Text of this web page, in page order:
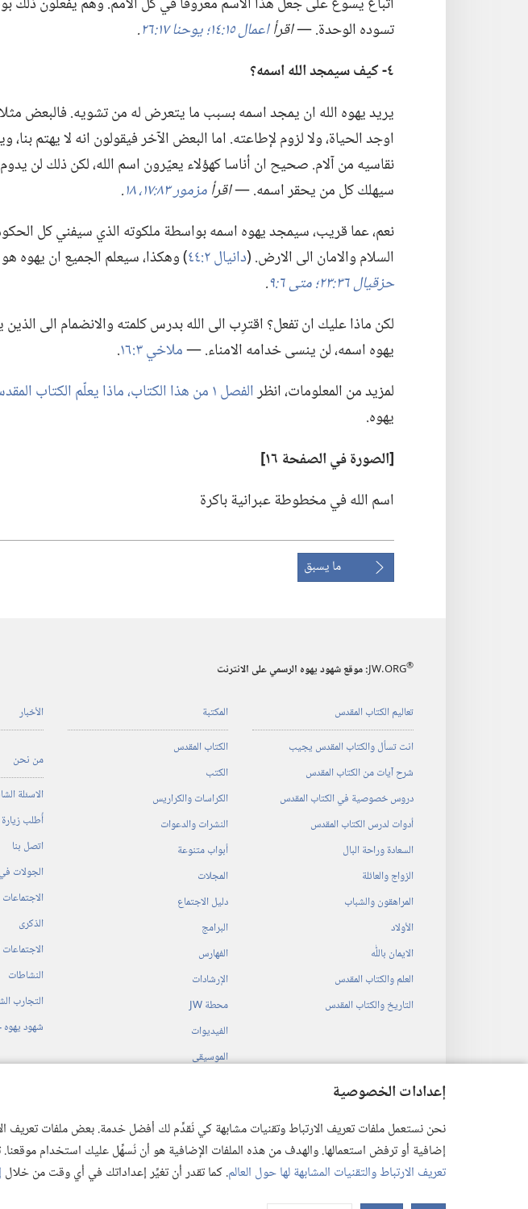
إعدادات الخصوصية
نحن نستعمل ملفات تعريف الارتباط وتقنيات مشابهة كي نُقدِّم لك أفضل خدمة. بعض ملفات تعريف
إضافية أو ترفض استعمالها. والهدف من هذه الملفات الإضافية هو أن نُسهِّل عليك استخدام موقعنا.
تعريف الارتباط والتقنيات المشابهة لها حول العالم. كما تقدر أن تغيِّر إعداداتك في أي وقت من خلال
تسوده الوحدة.‏ —‏اقرأاعمال ١٥:‏١٤؛‏ يوحنا ١٧:‏٢٦
‏.‏
٤-‏ كيف سيمجد الله اسمه؟‏
يريد يهوه الله ان يمجد اسمه بسبب ما يتعرض له من تشويه.‏ فالبعض
اوجد الحياة،‏ ولا لزوم لإطاعته.‏ اما البعض الآخر فيقولون انه لا يهتم
نقاسيه من آلام.‏ صحيح ان أناسا كهؤلاء يعيّرون اسم الله،‏ لكن ذلك لن يدوم
سيهلك كل من يحقر اسمه.‏ —‏اقرأمزمور ٨٣:‏١٧،‏ ١٨
‏.‏
نعم،‏ عما قريب،‏ سيمجد يهوه اسمه بواسطة ملكوته الذي سيفني كل
السلام والامان الى الارض.‏ (‏دانيال ٢:‏٤٤ ‏)‏ وهكذا،‏ سيعلم الجميع ان يهوه
حزقيال ٣٦:‏٢٣؛‏
متى ٦:‏٩
‏.‏
لكن ماذا عليك ان تفعل؟‏ اقترِب الى الله بدرس كلمته والانضمام الى
يهوه اسمه،‏ لن ينسى خدامه الامناء.‏ —‏ملاخي ٣:‏١٦
‏.‏
لمزيد من المعلومات،‏ انظرالفصل ١ من هذا الكتاب،‏ ماذا يعلّم الكتاب المقدس
يهوه.‏
‏[الصورةفيالصفحة ١٦]‏
اسم الله في مخطوطة عبرانية باكرة
ما يسبق
JW.ORG® :‏ موقع شهود يهوه الرسمي على الانترنت
تعاليم الكتاب المقدس
انت تسأل والكتاب المقدس يجيب
شرح آيات من الكتاب المقدس
دروس خصوصية في الكتاب المقدس
أدوات لدرس الكتاب المقدس
السعادة وراحة البال
الزواج والعائلة
المراهقون والشباب
الأولاد
الايمان باللّٰه
العلم والكتاب المقدس
التاريخ والكتاب المقدس
المكتبة
الكتاب المقدس
الكتب
الكراسات والكراريس
النشرات والدعوات
أبواب متنوعة
المجلات
دليل الاجتماع
البرامج
الفهارس
الإرشادات
محطة‏ ‏JW
الفيديوات
الموسيقى
الأخبار
من نحن
الاسئلة
أُطلب زيارة
اتصل بنا
الجولات
الاجتماعات
الذكرى
النشاطات
التجارب
شهود يهوه
© 2026 .Watch Tower Bible and Tract Society of Pennsylvania